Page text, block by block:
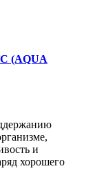
(AQUA
и
хорошего